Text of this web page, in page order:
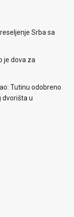
Srba sa
je dova za
Tutinu odobreno
dvorišta u